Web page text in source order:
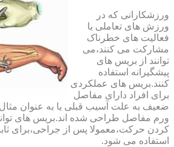
ورزشکارانی که در
ورزش های تعاملی یا
فعالیت های خطرناک
مشارکت می کنند،می
توانند از بریس های
پیشگیرانه استفاده
کنند.بریس های عملکردی
برای افراد دارای مفاصل
ضعیف به علت آسیب قبلی یا به عنوان مثال
ورم مفاصل طراحی شده اند.بریس های
کردن حرکت،معمولا پس از جراحی،برای
استفاده می شود.